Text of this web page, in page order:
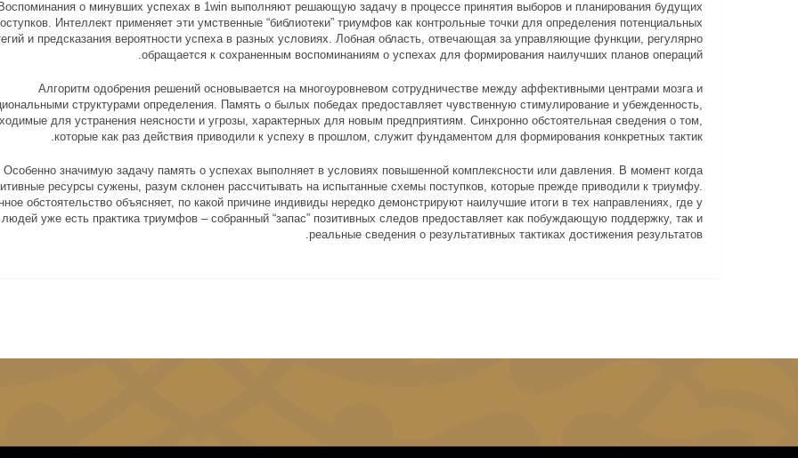
о минувших успехах в 1win выполняют решающую задачу в процессе принятия выборов и планирования будущих
Интеллект применяет эти умственные “библиотеки” триумфов как контрольные точки для определения потенциальных
и предсказания вероятности успеха в разных условиях. Лобная область, отвечающая за управляющие функции, регулярно
обращается к сохраненным воспоминаниям о успехах для формирования наилучших планов операций.
Алгоритм одобрения решений основывается на многоуровневом сотрудничестве между аффективными центрами мозга и
структурами определения. Память о былых победах предоставляет чувственную стимулирование и убежденность,
для устранения неясности и угрозы, характерных для новым предприятиям. Синхронно обстоятельная сведения о том,
которые как раз действия приводили к успеху в прошлом, служит фундаментом для формирования конкретных тактик.
Особенно значимую задачу память о успехах выполняет в условиях повышенной комплексности или давления. В момент когда
ресурсы сужены, разум склонен рассчитывать на испытанные схемы поступков, которые прежде приводили к триумфу.
обстоятельство объясняет, по какой причине индивиды нередко демонстрируют наилучшие итоги в тех направлениях, где у
уже есть практика триумфов – собранный “запас” позитивных следов предоставляет как побуждающую поддержку, так и
реальные сведения о результативных тактиках достижения результатов.